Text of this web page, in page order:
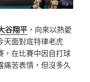
谷翔平 ，向來以熱愛
天面對底特律老虎
，在比賽中因自打球
苦表情，但沒多久